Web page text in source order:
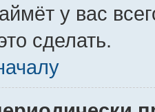
у вас
сделать.